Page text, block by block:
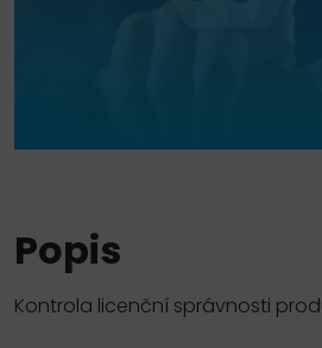
Popis
Kontrola licenční správnosti